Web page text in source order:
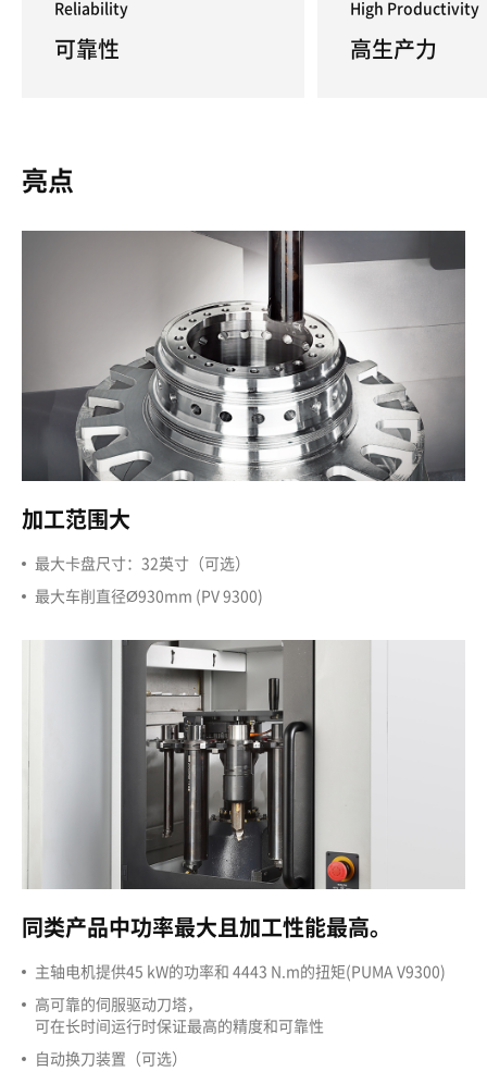
Reliability
可靠性
High Productivity
高生产力
亮点
加工范围大
最大卡盘尺寸：32英寸（可选）
最大车削直径Ø930mm (PV 9300)
同类产品中功率最大且加工性能最高。
主轴电机提供45 kW的功率和 4443 N.m的扭矩(PUMA V9300)
高可靠的伺服驱动刀塔，
可在长时间运行时保证最高的精度和可靠性
自动换刀装置（可选）